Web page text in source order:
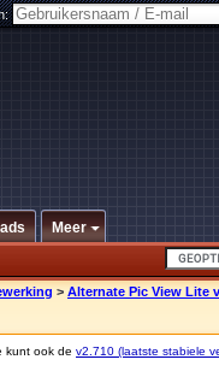
Meer
> Alternate Pic View Lite
kunt ook de v2.710 (laatste stabiele